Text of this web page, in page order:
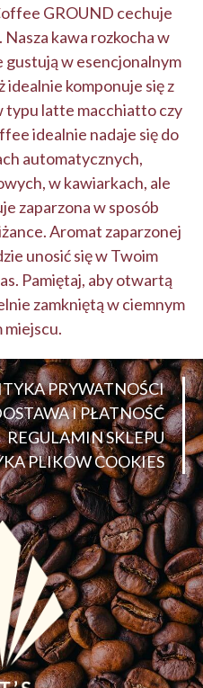
GROUND cechuje
kawa rozkocha w
gustują w esencjonalnym
komponuje się z
typu latte macchiatto czy
idealnie nadaje się do
automatycznych,
w kawiarkach, ale
zaparzona w sposób
Aromat zaparzonej
unosić się w Twoim
Pamiętaj, aby otwartą
zamkniętą w ciemnym
miejscu.
PRYWATNOŚCI
I PŁATNOŚĆ
REGULAMIN SKLEPU
PLIKÓW COOKIES